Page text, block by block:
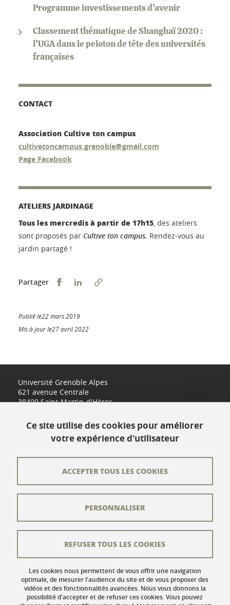
Programme investissements d’avenir
Classement thématique de Shanghaï 2020 :
l’UGA dans le peloton de tête des universités
françaises
CONTACT
Association Cultive ton campus
cultivetoncampus.grenoble@gmail.com
Page Facebook
ATELIERS JARDINAGE
Tous les mercredis à partir de 17h15, des ateliers
sont proposés par Cultive ton campus. Rendez-vous au
jardin partagé !
Partager Partager sur Facebook
Partager sur LinkedIn
Publié le22 mars 2019
Mis à jour le27 avril 2022
Université Grenoble Alpes
621 avenue Centrale
38400 Saint-Martin-d'Hères
L'équipe éditoriale
Crédits
Mentions légales
Données personnelles
Gestion des cookies
Ce site utilise des cookies pour améliorer
votre expérience d'utilisateur
Les cookies nous permettent de vous offrir une navigation
optimale, de mesurer l'audience du site et de vous proposer des
vidéos et des fonctionnalités avancées. Nous vous donnons la
possibilité d'accepter et de refuser ces cookies. Vous pouvez
ACCEPTER TOUS LES COOKIES
REFUSER TOUS LES COOKIES
PERSONNALISER